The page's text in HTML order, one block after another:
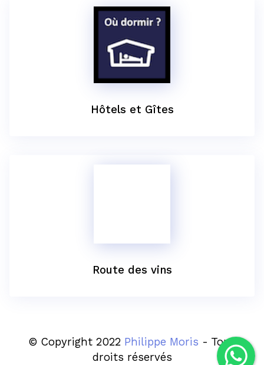
Hôtels et Gîtes
Route des vins
© Copyright 2022 Philippe Moris - Tous
droits réservés